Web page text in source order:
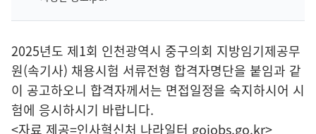
2025년도 제1회 인천광역시 중구의회 지방임기제공무
원(속기사) 채용시험 서류전형 합격자명단을 붙임과 같
이 공고하오니 합격자께서는 면접일정을 숙지하시어 시
험에 응시하시기 바랍니다.
<자료 제공=인사혁신처 나라일터 gojobs.go.kr>